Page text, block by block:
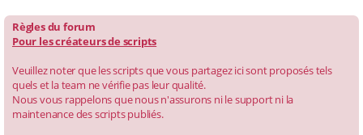
Règles du forum
Pour les créateurs de scripts
Veuillez noter que les scripts que vous partagez ici sont proposés tels
quels et la team ne vérifie pas leur qualité.
Nous vous rappelons que nous n'assurons ni le support ni la
maintenance des scripts publiés.